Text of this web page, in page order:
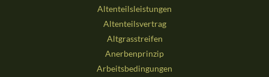
Altenteilsleistungen
Altenteilsvertrag
Altgrasstreifen
Anerbenprinzip
Arbeitsbedingungen